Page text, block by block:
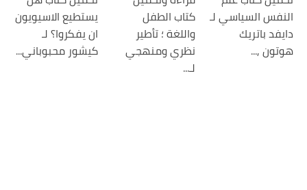
النفس السياسي لـ
دايفد باتريك
هوتون ,...
كتاب الطفل
واللغة ؛ تأطير
نظري ومنهجي
لـ...
يستطيع الاسيويون
ان يفكروا؟ لـ
كيشور محبوباني...